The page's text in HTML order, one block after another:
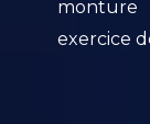
exercice